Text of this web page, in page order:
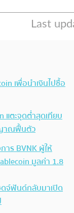
เพื่อนำเงินไปซื้อ
แตะจุดต่ำสุดเทียบ
าณฟื้นตัว
าร BVNK ผู้ให้
มูลค่า 1.8
จ์ฟันด์กลับมาเปิด